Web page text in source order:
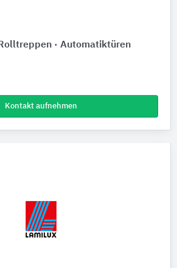
· Automatiktüren
Kontakt aufnehmen